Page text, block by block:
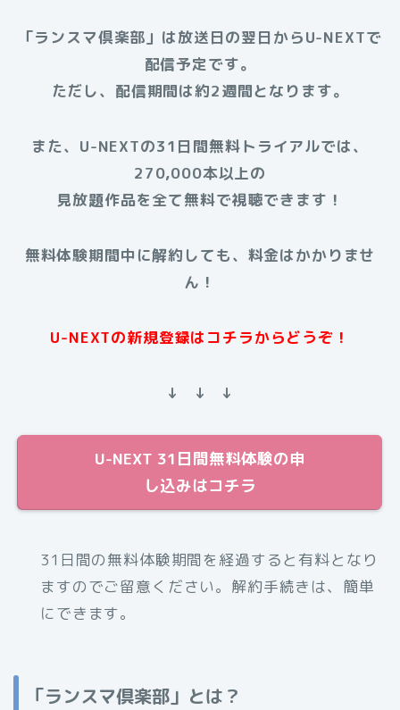
「ランスマ倶楽部」は放送日の翌日からU-NEXTで
配信予定です。
ただし、配信期間は約2週間となります。
また、U-NEXTの31日間無料トライアルでは、
270,000本以上の
見放題作品を全て無料で視聴できます！
無料体験期間中に解約しても、料金はかかりませ
ん！
U-NEXTの新規登録はコチラからどうぞ！
↓ ↓ ↓
U-NEXT 31日間無料体験の申
し込みはコチラ
31日間の無料体験期間を経過すると有料となり
ますのでご留意ください。解約手続きは、簡単
にできます。
「ランスマ倶楽部」とは？